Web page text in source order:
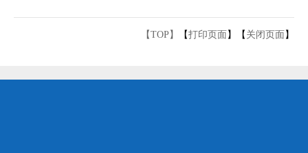
【TOP】 【打印页面 】【 关闭页面 】